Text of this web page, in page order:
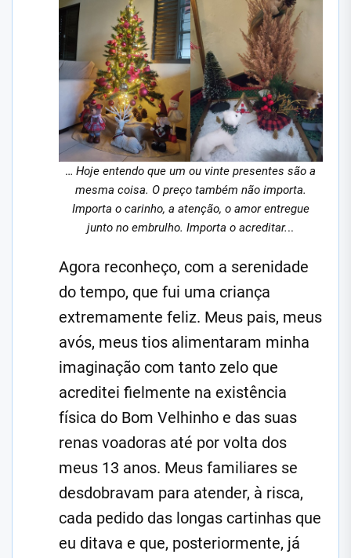
…Hoje entendo que um ou vinte presentes são a
mesma coisa. O preço também não importa.
Importa o carinho, a atenção, o amor entregue
junto no embrulho. Importa o acreditar...
Agora reconheço, com a serenidade
do tempo, que fui uma criança
extremamente feliz. Meus pais, meus
avós, meus tios alimentaram minha
imaginação com tanto zelo que
acreditei fielmente na existência
física do Bom Velhinho e das suas
renas voadoras até por volta dos
meus 13 anos. Meus familiares se
desdobravam para atender, à risca,
cada pedido das longas cartinhas que
eu ditava e que, posteriormente, já